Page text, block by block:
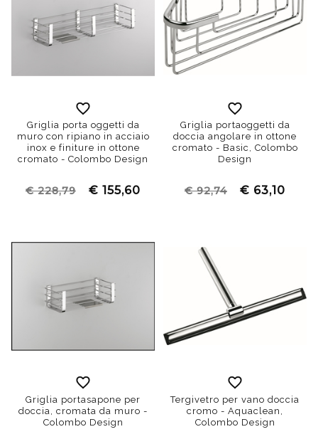
Griglia porta oggetti da
muro con ripiano in acciaio
inox e finiture in ottone
cromato - Colombo Design
€ 228,79 € 155,60
Griglia portaoggetti da
doccia angolare in ottone
cromato - Basic, Colombo
Design
€ 92,74 € 63,10
Griglia portasapone per
doccia, cromata da muro -
Colombo Design
Tergivetro per vano doccia
cromo - Aquaclean,
Colombo Design